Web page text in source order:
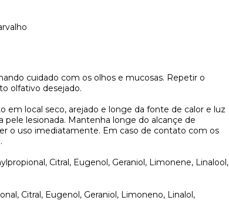
cuidado com os olhos e mucosas. Repetir o
olfativo desejado.
em local seco, arejado e longe da fonte de calor e luz
pele lesionada. Mantenha longe do alcançe de
o uso imediatamente. Em caso de contato com os
Citral, Eugenol, Geraniol, Limonene, Linalool,
Citral, Eugenol, Geraniol, Limoneno, Linalol,